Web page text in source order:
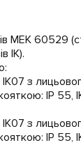
МЕК 60529
IK).
з
IP 55,
з
IP 55,